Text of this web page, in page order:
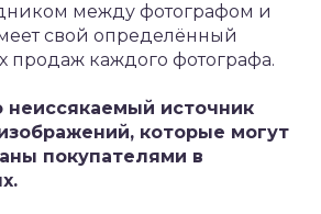
между фотографом и
свой определённый
продаж каждого фотографа.
неиссякаемый источник
которые могут
покупателями в